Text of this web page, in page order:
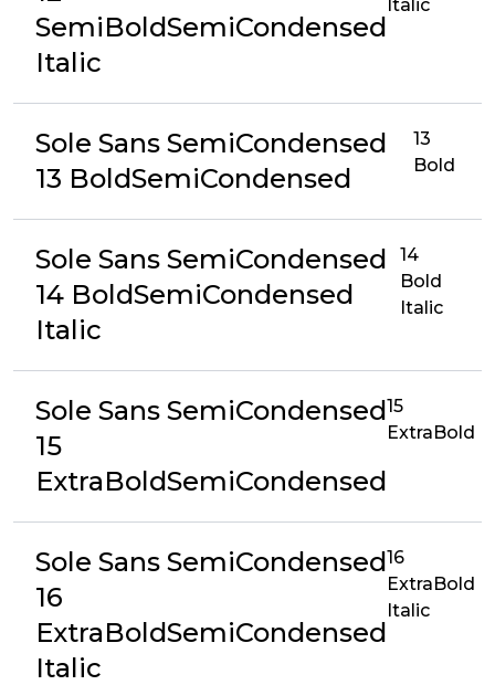
SemiBoldSemiCondensed
Italic
Italic
Sole Sans SemiCondensed
13 BoldSemiCondensed
13
Bold
Sole Sans SemiCondensed
14 BoldSemiCondensed
Italic
14
Bold
Italic
Sole Sans SemiCondensed
15
ExtraBoldSemiCondensed
15
ExtraBold
Sole Sans SemiCondensed
16
ExtraBoldSemiCondensed
Italic
16
ExtraBold
Italic